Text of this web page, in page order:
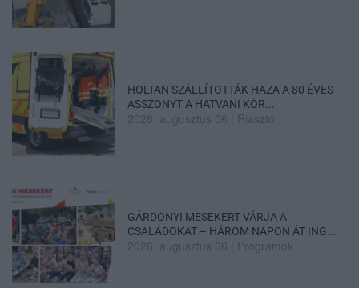
HOLTAN SZÁLLÍTOTTÁK HAZA A 80 ÉVES
ASSZONYT A HATVANI KÓR...
2026. augusztus 06 Riasztó
GÁRDONYI MESEKERT VÁRJA A
CSALÁDOKAT – HÁROM NAPON ÁT ING...
2026. augusztus 06 Programok